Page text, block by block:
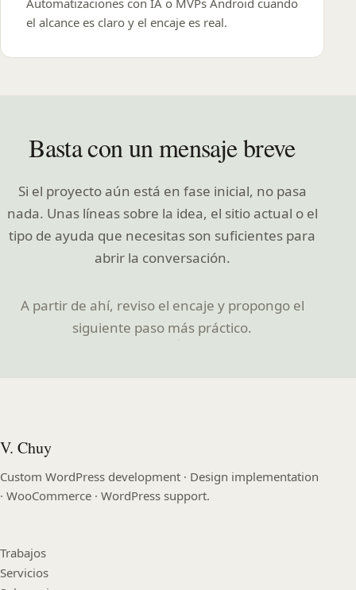
Automatizaciones con IA o MVPs Android cuando
el alcance es claro y el encaje es real.
Basta con un mensaje breve
Si el proyecto aún está en fase inicial, no pasa
nada. Unas líneas sobre la idea, el sitio actual o el
tipo de ayuda que necesitas son suficientes para
abrir la conversación.
A partir de ahí, reviso el encaje y propongo el
siguiente paso más práctico.
V. Chuy
Custom WordPress development · Design implementation
· WooCommerce · WordPress support.
Trabajos
Servicios